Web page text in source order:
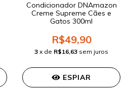
Condicionador DNAmazon
Creme Supreme Cães e
Gatos 300ml
R$49,90
3 x de R$16,63 sem juros
ESPIAR